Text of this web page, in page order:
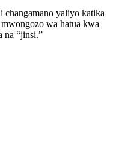
changamano yaliyo katika
wa hatua kwa
na “jinsi.”